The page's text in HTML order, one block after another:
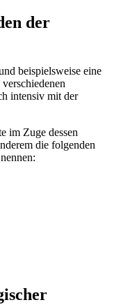
der
beispielsweise eine
intensiv mit der
im Zuge dessen
die folgenden